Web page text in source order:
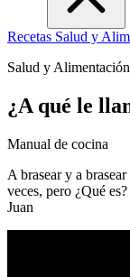
Recetas Salud y
Salud y Alimentación
¿A qué le
Manual de cocina
A brasear y a
veces, pero ¿Qué
Juan